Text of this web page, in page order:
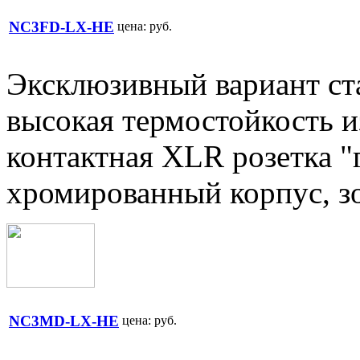
NC3FD-LX-HE цена: руб.
Эксклюзивный вариант
высокая термостойкость
контактная XLR розетка
хромированный корпус,
NC3MD-LX-HE цена: руб.